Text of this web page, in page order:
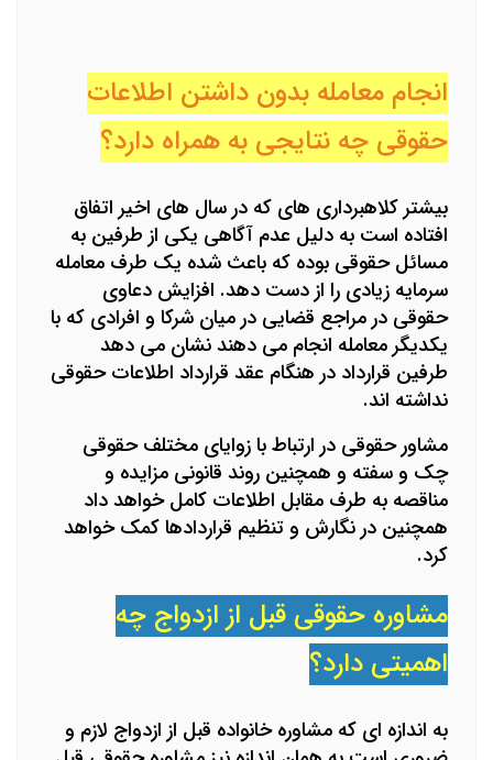
انجام معامله بدون داشتن اطلاعات
حقوقی چه نتایجی به همراه دارد؟
بیشتر کلاهبرداری های که در سال های اخیر اتفاق
افتاده است به دلیل عدم آگاهی یکی از طرفین به
مسائل حقوقی بوده که باعث شده یک طرف معامله
سرمایه زیادی را از دست دهد. افزایش دعاوی
حقوقی در مراجع قضایی در میان شرکا و افرادی که با
یکدیگر معامله انجام می دهند نشان می دهد
طرفین قرارداد در هنگام عقد قرارداد اطلاعات حقوقی
نداشته اند.
مشاور حقوقی در ارتباط با زوایای مختلف حقوقی
چک و سفته و همچنین روند قانونی مزایده و
مناقصه به طرف مقابل اطلاعات کامل خواهد داد
همچنین در نگارش و تنظیم قراردادها کمک خواهد
کرد.
مشاوره حقوقی قبل از ازدواج چه
اهمیتی دارد؟
به اندازه ای که مشاوره خانواده قبل از ازدواج لازم و